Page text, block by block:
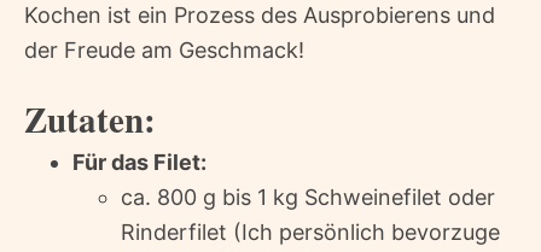
Kochen ist ein Prozess des Ausprobierens und
der Freude am Geschmack!
Zutaten:
Für das Filet:
ca. 800 g bis 1 kg Schweinefilet oder
Rinderfilet (Ich persönlich bevorzuge